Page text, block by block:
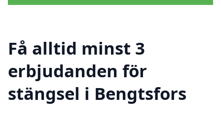
Få alltid minst 3
erbjudanden för
stängsel i Bengtsfors